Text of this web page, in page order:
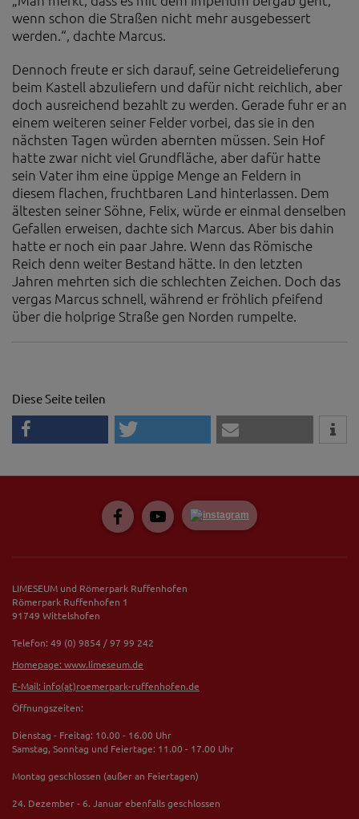
wenn schon die Straßen nicht mehr ausgebessert
werden.“, dachte Marcus.
Dennoch freute er sich darauf, seine Getreidelieferung
beim Kastell abzuliefern und dafür nicht reichlich, aber
doch ausreichend bezahlt zu werden. Gerade fuhr er an
einem weiteren seiner Felder vorbei, das sie in den
nächsten Tagen würden abernten müssen. Sein Hof
hatte zwar nicht viel Grundfläche, aber dafür hatte
sein Vater ihm eine üppige Menge an Feldern in
diesem flachen, fruchtbaren Land hinterlassen. Dem
ältesten seiner Söhne, Felix, würde er einmal denselben
Gefallen erweisen, dachte sich Marcus. Aber bis dahin
hatte er noch ein paar Jahre. Wenn das Römische
Reich denn weiter Bestand hätte. In den letzten
Jahren mehrten sich die schlechten Zeichen. Doch das
vergas Marcus schnell, während er fröhlich pfeifend
über die holprige Straße gen Norden rumpelte.
Diese Seite teilen
LIMESEUM und Römerpark Ruffenhofen
Römerpark Ruffenhofen 1
91749 Wittelshofen
Telefon: 49 (0) 9854 / 97 99 242
Homepage: www.limeseum.de
E-Mail: info(at)roemerpark-ruffenhofen.de
Öffnungszeiten:
Dienstag - Freitag: 10.00 - 16.00 Uhr
Samstag, Sonntag und Feiertage: 11.00 - 17.00 Uhr
Montag geschlossen (außer an Feiertagen)
24. Dezember - 6. Januar ebenfalls geschlossen